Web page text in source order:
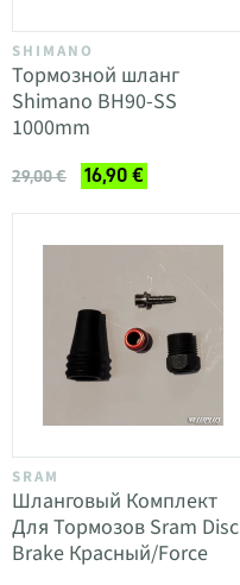
SHIMANO
Тормозной шланг
Shimano BH90-SS
1000mm
29,00 € 16,90 €
SRAM
Шланговый Комплект
Для Тормозов Sram Disc
Brake Красный/Force